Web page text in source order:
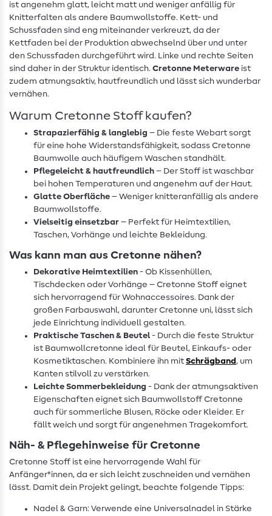
ist angenehm glatt, leicht matt und weniger anfällig für
Knitterfalten als andere Baumwollstoffe. Kett- und
Schussfaden sind eng miteinander verkreuzt, da der
Kettfaden bei der Produktion abwechselnd über und unter
den Schussfaden durchgeführt wird. Linke und rechte Seiten
sind daher in der Struktur identisch. Cretonne Meterware ist
zudem atmungsaktiv, hautfreundlich und lässt sich wunderbar
vernähen.
Warum Cretonne Stoff kaufen?
Strapazierfähig & langlebig – Die feste Webart sorgt
für eine hohe Widerstandsfähigkeit, sodass Cretonne
Baumwolle auch häufigem Waschen standhält.
Pflegeleicht & hautfreundlich – Der Stoff ist waschbar
bei hohen Temperaturen und angenehm auf der Haut.
Glatte Oberfläche – Weniger knitteranfällig als andere
Baumwollstoffe.
Vielseitig einsetzbar – Perfekt für Heimtextilien,
Taschen, Vorhänge und leichte Bekleidung.
Was kann man aus Cretonne nähen?
Dekorative Heimtextilien - Ob Kissenhüllen,
Tischdecken oder Vorhänge – Cretonne Stoff eignet
sich hervorragend für Wohnaccessoires. Dank der
großen Farbauswahl, darunter Cretonne uni, lässt sich
jede Einrichtung individuell gestalten.
Praktische Taschen & Beutel - Durch die feste Struktur
ist Baumwollcretonne ideal für Beutel, Einkaufs- oder
Kosmetiktaschen. Kombiniere ihn mit Schrägband, um
Kanten stilvoll zu verstärken.
Leichte Sommerbekleidung - Dank der atmungsaktiven
Eigenschaften eignet sich Baumwollstoff Cretonne
auch für sommerliche Blusen, Röcke oder Kleider. Er
fällt weich und sorgt für angenehmen Tragekomfort.
Näh- & Pflegehinweise für Cretonne
Cretonne Stoff ist eine hervorragende Wahl für
Anfänger*innen, da er sich leicht zuschneiden und vernähen
lässt. Damit dein Projekt gelingt, beachte folgende Tipps:
Nadel & Garn: Verwende eine Universalnadel in Stärke